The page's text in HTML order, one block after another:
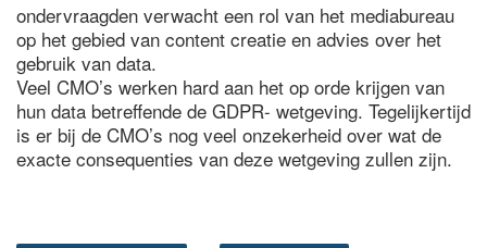
ondervraagden verwacht een rol van het mediabureau
op het gebied van content creatie en advies over het
gebruik van data.
Veel CMO’s werken hard aan het op orde krijgen van
hun data betreffende de GDPR- wetgeving. Tegelijkertijd
is er bij de CMO’s nog veel onzekerheid over wat de
exacte consequenties van deze wetgeving zullen zijn.